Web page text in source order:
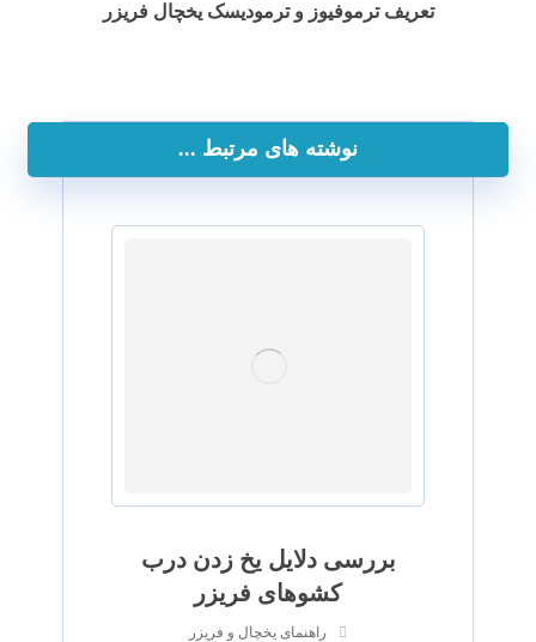
تعریف ترموفیوز و ترمودیسک یخچال فریزر
نوشته های مرتبط ...
بررسی دلایل یخ زدن درب
کشوهای فریزر
راهنمای یخچال و فریزر